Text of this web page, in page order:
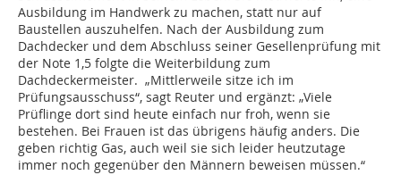
Ausbildung im Handwerk zu machen, statt nur auf
Baustellen auszuhelfen. Nach der Ausbildung zum
Dachdecker und dem Abschluss seiner Gesellenprüfung mit
der Note 1,5 folgte die Weiterbildung zum
Dachdeckermeister. „Mittlerweile sitze ich im
Prüfungsausschuss“, sagt Reuter und ergänzt: „Viele
Prüflinge dort sind heute einfach nur froh, wenn sie
bestehen. Bei Frauen ist das übrigens häufig anders. Die
geben richtig Gas, auch weil sie sich leider heutzutage
immer noch gegenüber den Männern beweisen müssen.“